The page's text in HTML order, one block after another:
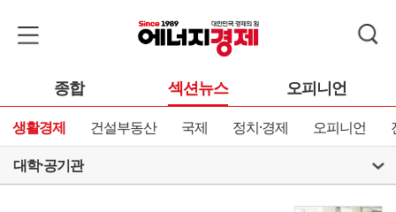
종합 섹션뉴스 오피니언
생활경제 건설부동산 국제 정치·경제 오피니언
대학·공기관